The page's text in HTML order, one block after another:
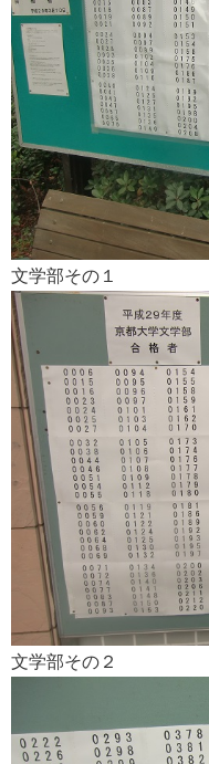
文学部その１
文学部その２